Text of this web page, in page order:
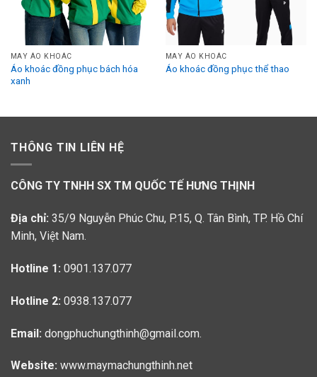
MAY ÁO KHOÁC
Áo khoác đồng phục bách hóa
xanh
MAY ÁO KHOÁC
Áo khoác đồng phục thể thao
THÔNG TIN LIÊN HỆ
CÔNG TY TNHH SX TM QUỐC TẾ HƯNG THỊNH
Địa chỉ: 35/9 Nguyễn Phúc Chu, P.15, Q. Tân Bình, TP. Hồ Chí
Minh, Việt Nam.
Hotline 1: 0901.137.077
Hotline 2: 0938.137.077
Email: dongphuchungthinh@gmail.com.
Website: www.maymachungthinh.net